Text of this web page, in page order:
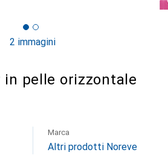
2 immagini
in pelle orizzontale
Marca
Altri prodotti Noreve